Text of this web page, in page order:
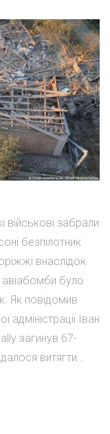
забрали
безпілотник
внаслідок
було
Як повідомив
адміністрації Іван
загинув 67-
витягти...